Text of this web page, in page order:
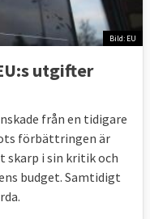
Bild: EU
utgifter
från en tidigare
förbättringen är
skarp i sin kritik och
budget. Samtidigt